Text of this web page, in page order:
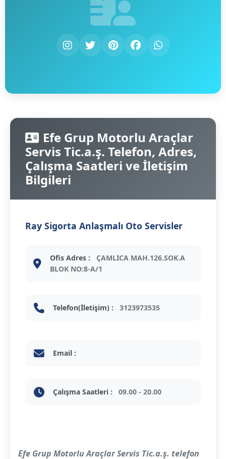
Efe Grup Motorlu Araçlar
Servis Tic.a.ş. Telefon, Adres,
Çalışma Saatleri ve İletişim
Bilgileri
Ray Sigorta Anlaşmalı Oto Servisler
Ofis Adres :
ÇAMLICA MAH.126.SOK.A
BLOK NO:8-A/1
Telefon(İletişim) : 3123973535
Email :
Çalışma Saatleri : 09.00 - 20.00
Efe Grup Motorlu Araçlar Servis Tic.a.ş. telefon